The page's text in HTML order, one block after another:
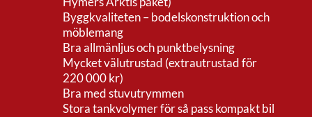
Byggkvaliteten – bodelskonstruktion och
möblemang
Bra allmänljus och punktbelysning
Mycket välutrustad (extrautrustad för
220 000 kr)
Bra med stuvutrymmen
Stora tankvolymer för så pass kompakt bil